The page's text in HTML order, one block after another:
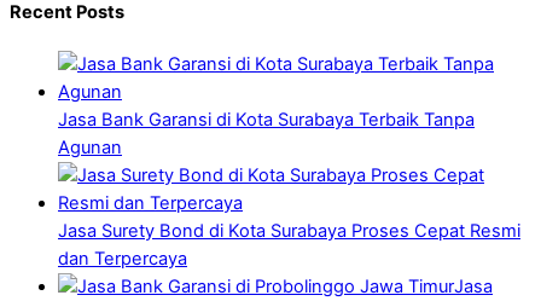
Recent Posts
Jasa Bank Garansi di Kota Surabaya Terbaik Tanpa
Agunan
Jasa Surety Bond di Kota Surabaya Proses Cepat Resmi
dan Terpercaya
Jasa